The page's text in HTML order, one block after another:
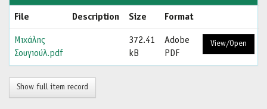
File Description Size Format
Μιχάλης
Σουγιούλ.pdf
372.41
kB
Adobe
PDF
View/Open
Show full item record